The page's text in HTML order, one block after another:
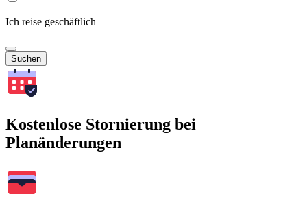
Ich reise geschäftlich
Suchen
Kostenlose Stornierung bei
Planänderungen